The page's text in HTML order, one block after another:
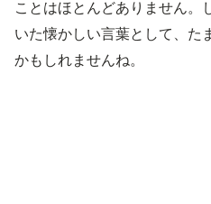
ことはほとんどありません。
いた懐かしい言葉として、た
かもしれませんね。